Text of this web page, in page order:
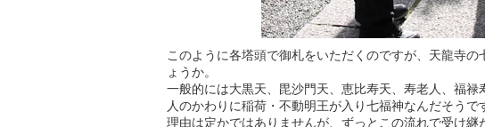
このように各塔頭で御札をいただくのですが、天龍寺
ょうか。
一般的には大黒天、毘沙門天、恵比寿天、寿老人、福
人のかわりに稲荷・不動明王が入り七福神なんだそうで
理由は定かではありませんが、ずっとこの流れで受け継